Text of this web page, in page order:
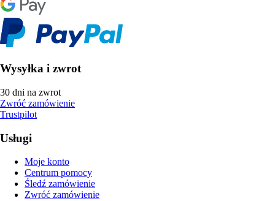
Wysyłka i zwrot
30 dni na zwrot
Zwróć zamówienie
Trustpilot
Usługi
Moje konto
Centrum pomocy
Śledź zamówienie
Zwróć zamówienie